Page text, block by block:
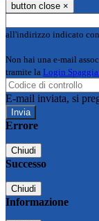
button close ×
all'indirizzo indicato
Non hai una e-mail
tramite la Login
E-mail inviata, si
Errore
Chiudi
Successo
Chiudi
Informazione